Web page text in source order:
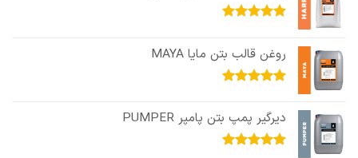
روغن قالب بتن مایا MAYA
دیرگیر پمپ بتن پامپر PUMPER